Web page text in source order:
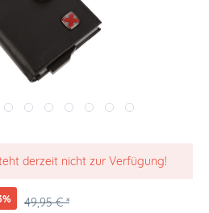
derzeit nicht zur Verfügung!
49,95 € *